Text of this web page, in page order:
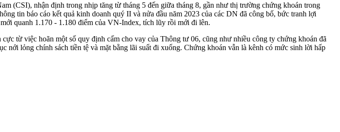
(CSI), nhận định trong nhịp tăng từ tháng 5 đến giữa tháng 8, gần như thị trường chứng khoán trong
tin báo cáo kết quả kinh doanh quý II và nửa đầu năm 2023 của các DN đã công bố, bức tranh lợi
quanh 1.170 - 1.180 điểm của VN-Index, tích lũy rồi mới đi lên.
từ việc hoãn một số quy định cấm cho vay của Thông tư 06, cũng như nhiều công ty chứng khoán đã
lỏng chính sách tiền tệ và mặt bằng lãi suất đi xuống. Chứng khoán vẫn là kênh có mức sinh lời hấp